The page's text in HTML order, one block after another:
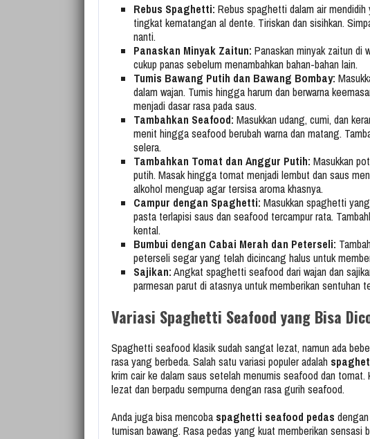
Rebus Spaghetti: Rebus spaghetti dalam air
tingkat kematangan al dente. Tiriskan dan sisihkan.
nanti.
Panaskan Minyak Zaitun: Panaskan minyak zaitun di
cukup panas sebelum menambahkan bahan-bahan lain.
Tumis Bawang Putih dan Bawang Bombay:
dalam wajan. Tumis hingga harum dan berwarna
menjadi dasar rasa pada saus.
Tambahkan Seafood: Masukkan udang, cumi, dan
menit hingga seafood berubah warna dan matang.
selera.
Tambahkan Tomat dan Anggur Putih: Masukkan
putih. Masak hingga tomat menjadi lembut dan saus
alkohol menguap agar tersisa aroma khasnya.
Campur dengan Spaghetti: Masukkan spaghetti
pasta terlapisi saus dan seafood tercampur rata.
kental.
Bumbui dengan Cabai Merah dan Peterseli:
peterseli segar yang telah dicincang halus untuk
Sajikan:Angkat spaghetti seafood dari wajan dan
parmesan parut di atasnya untuk memberikan sentuhan
Variasi Spaghetti Seafood yang Bisa
Spaghetti seafood klasik sudah sangat lezat, namun ada
rasa yang berbeda. Salah satu variasi populer adalah
krim cair ke dalam saus setelah menumis seafood dan
lezat dan berpadu sempurna dengan rasa gurih seafood.
Anda juga bisa mencoba spaghetti seafood pedas
tumisan bawang. Rasa pedas yang kuat memberikan sensasi